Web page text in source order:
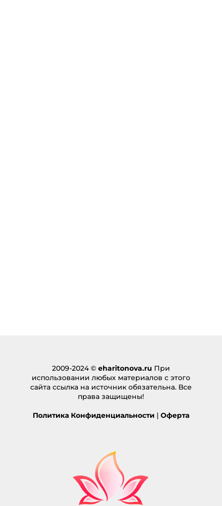
2009-2024 © eharitonova.ru При
использовании любых материалов с этого
сайта ссылка на источник обязательна. Все
права защищены!
Политика Конфиденциальности | Оферта